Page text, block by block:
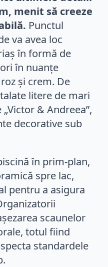
menit să creeze
Punctul
va avea loc
în formă de
în nuanțe
și crem. De
litere de mari
& Andreea”,
decorative sub
în prim-plan,
spre lac,
pentru a asigura
scaunelor
totul fiind
standardele